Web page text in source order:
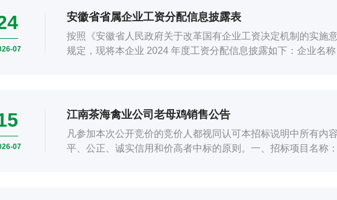
07
安徽省省属企业工资分配信息披露表
按照《安徽省人民政府关于改革国有企业工资决定机制的实施
规定，现将本企业 2024 年度工资分配信息披露如下：企业名
07
江南茶海禽业公司老母鸡销售公告
凡参加本次公开竞价的竞价人都视同认可本招标说明中所有内
平、公正、诚实信用和价高者中标的原则。一、招标项目名称